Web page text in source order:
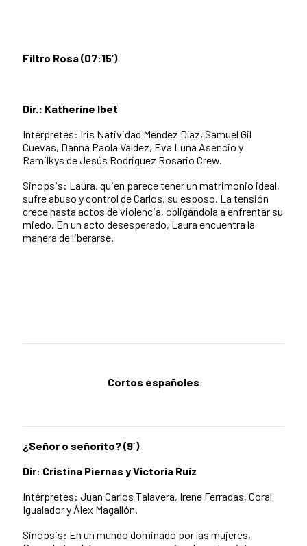
Filtro Rosa (07:15’)
Dir.: Katherine Ibet
Intérpretes: Iris Natividad Méndez Díaz, Samuel Gil
Cuevas, Danna Paola Valdez, Eva Luna Asencio y
Ramilkys de Jesús Rodriguez Rosario Crew.
Sinopsis: Laura, quien parece tener un matrimonio ideal,
sufre abuso y control de Carlos, su esposo. La tensión
crece hasta actos de violencia, obligándola a enfrentar su
miedo. En un acto desesperado, Laura encuentra la
manera de liberarse.
Cortos españoles
¿Señor o señorito? (9´)
Dir: Cristina Piernas y Victoria Ruíz
Intérpretes: Juan Carlos Talavera, Irene Ferradas, Coral
Igualador y Álex Magallón.
Sinopsis: En un mundo dominado por las mujeres,